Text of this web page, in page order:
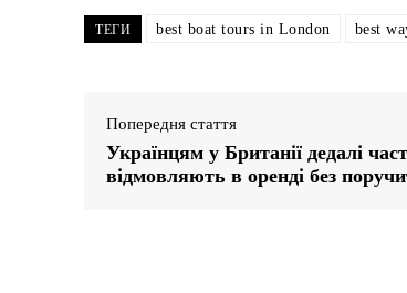
ТЕГИ best boat tours in London best
Попередня стаття
Українцям у Британії дедалі
відмовляють в оренді без